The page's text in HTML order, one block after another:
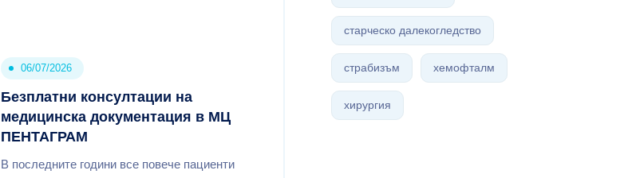
06/07/2026
Безплатни консултации на
медицинска документация в МЦ
ПЕНТАГРАМ
В последните години все повече пациенти
старческо далекогледство
страбизъм хемофталм
хирургия